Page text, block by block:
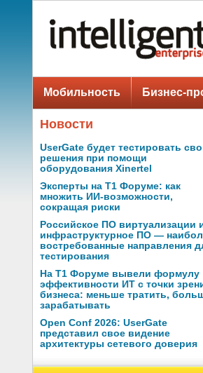
Мобильность Бизнес-
Новости
UserGate будет тестировать
решения при помощи
оборудования Xinertel
Эксперты на Т1 Форуме: как
множить ИИ-возможности,
сокращая риски
Российское ПО виртуализации
инфраструктурное ПО —
востребованные направления
тестирования
На Т1 Форуме вывели формулу
эффективности ИТ с точки
бизнеса: меньше тратить,
зарабатывать
Open Conf 2026: UserGate
представил свое видение
архитектуры сетевого доверия